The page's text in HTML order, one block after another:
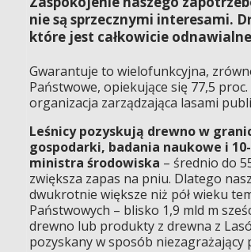
nie są sprzecznymi interesami.
które jest całkowicie
Gwarantuje to wielofunkcyjna,
Państwowe, opiekujące się 77,5
organizacja zarządzająca lasami
Leśnicy pozyskują drewno w
gospodarki, badania naukowe i
ministra środowiska – średnio do
zwiększa zapas na pniu. Dlatego
dwukrotnie większe niż pół wieku
Państwowych – blisko 1,9 mld m
drewno lub produkty z drewna z
pozyskany w sposób niezagrażający